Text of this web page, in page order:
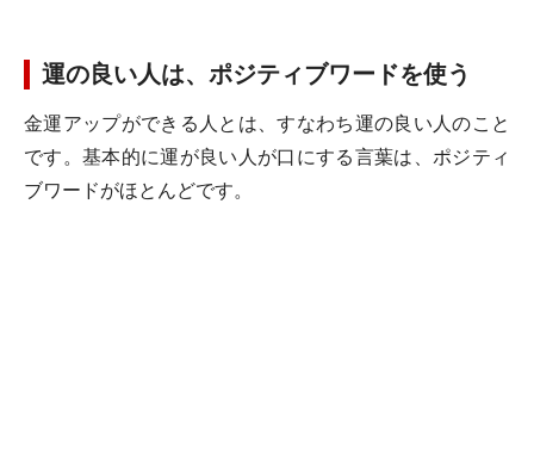
運の良い人は、ポジティブワードを使う
金運アップができる人とは、すなわち運の良い人のこと
です。基本的に運が良い人が口にする言葉は、ポジティ
ブワードがほとんどです。